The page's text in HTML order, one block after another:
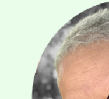
Ce site utilise